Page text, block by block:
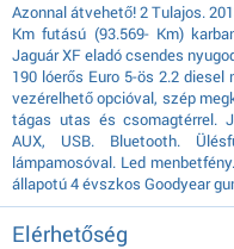
Azonnal átvehető! 2 Tulajos.
Km futású (93.569- Km)
Jaguár XF eladó csendes
190 lóerős Euro 5-ös 2.2
vezérelhető opcióval, szép
tágas utas és csomagtérrel.
AUX, USB. Bluetooth.
lámpamosóval. Led
állapotú 4 évszkos Goodyear
Elérhetőség